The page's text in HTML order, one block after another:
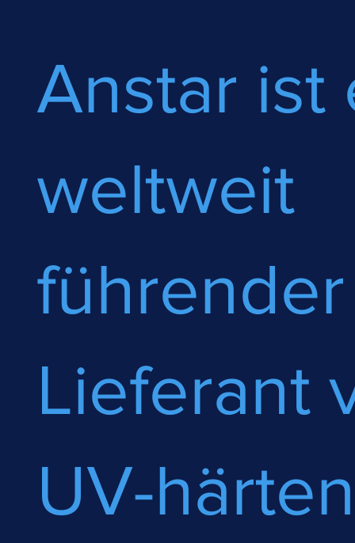
Anstar ist
weltweit
führender
Lieferant
UV-